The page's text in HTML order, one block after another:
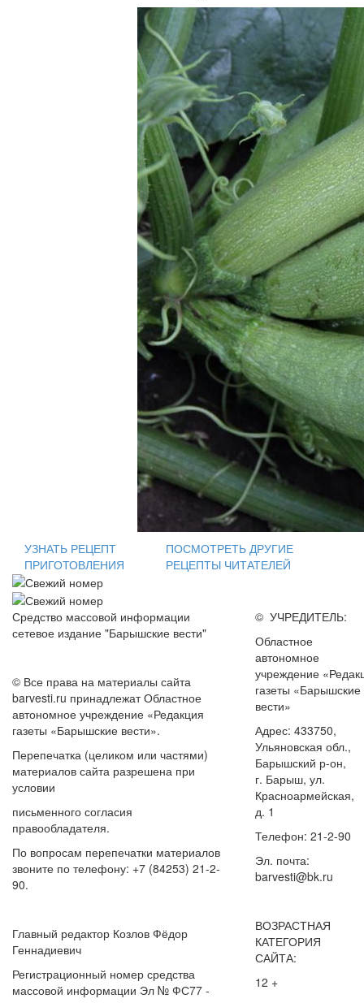
УЗНАТЬ РЕЦЕПТ
ПРИГОТОВЛЕНИЯ
ПОСМОТРЕТЬ ДРУГИЕ
РЕЦЕПТЫ ЧИТАТЕЛЕЙ
Средство массовой информации
сетевое издание "Барышские вести"
© Все права на материалы сайта
barvesti.ru принадлежат Областное
автономное учреждение «Редакция
газеты «Барышские вести».
Перепечатка (целиком или частями)
материалов сайта разрешена при
условии
письменного согласия
правообладателя.
По вопросам перепечатки материалов
звоните по телефону: +7 (84253) 21-2-
90.
Главный редактор Козлов Фёдор
Геннадиевич
Регистрационный номер средства
массовой информации Эл № ФС77 -
© УЧРЕДИТЕЛЬ:
Областное
автономное
учреждение
газеты «Барышские
вести»
Адрес: 433750,
Ульяновская обл.,
Барышский р-он,
г. Барыш, ул.
Красноармейская,
д. 1
Телефон: 21-2-90
Эл. почта:
barvesti@bk.ru
ВОЗРАСТНАЯ
КАТЕГОРИЯ
САЙТА:
12 +